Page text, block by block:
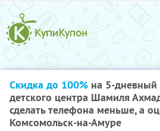
Скидка до 100% на 5-
детского центра Шамиля
сделать телефона меньше, а
Комсомольск-на-Амуре